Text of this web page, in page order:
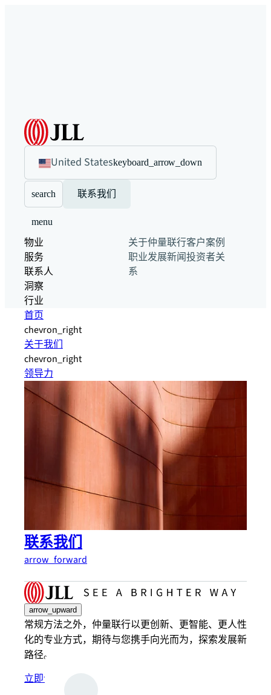
United Stateskeyboard_arrow_down
search 联系我们
menu
物业
服务
联系人
洞察
行业
关于仲量联行客户案例
职业发展新闻投资者关
系
首页
chevron_right
关于我们
chevron_right
领导力
联系我们
arrow_forward
arrow_upward
常规方法之外，仲量联行以更创新、更智能、更人性
化的专业方式，期待与您携手向光而为，探索发展新
路径。
立即订阅